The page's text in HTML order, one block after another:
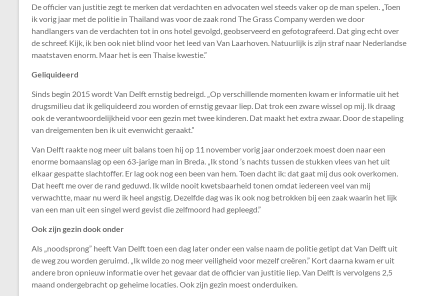
De officier van justitie zegt te merken dat verdachten en advocaten wel steeds vaker op de man spelen. „Toen
ik vorig jaar met de politie in Thailand was voor de zaak rond The Grass Company werden we door
handlangers van de verdachten tot in ons hotel gevolgd, geobserveerd en gefotografeerd. Dat ging echt over
de schreef. Kijk, ik ben ook niet blind voor het leed van Van Laarhoven. Natuurlijk is zijn straf naar Nederlandse
maatstaven enorm. Maar het is een Thaise kwestie.”
Geliquideerd
Sinds begin 2015 wordt Van Delft ernstig bedreigd. „Op verschillende momenten kwam er informatie uit het
drugsmilieu dat ik geliquideerd zou worden of ernstig gevaar liep. Dat trok een zware wissel op mij. Ik draag
ook de verantwoordelijkheid voor een gezin met twee kinderen. Dat maakt het extra zwaar. Door de stapeling
van dreigementen ben ik uit evenwicht geraakt.”
Van Delft raakte nog meer uit balans toen hij op 11 november vorig jaar onderzoek moest doen naar een
enorme bomaanslag op een 63-jarige man in Breda. „Ik stond ’s nachts tussen de stukken vlees van het uit
elkaar gespatte slachtoffer. Er lag ook nog een been van hem. Toen dacht ik: dat gaat mij dus ook overkomen.
Dat heeft me over de rand geduwd. Ik wilde nooit kwetsbaarheid tonen omdat iedereen veel van mij
verwachtte, maar nu werd ik heel angstig. Dezelfde dag was ik ook nog betrokken bij een zaak waarin het lijk
van een man uit een singel werd gevist die zelfmoord had gepleegd.”
Ook zijn gezin dook onder
Als „noodsprong” heeft Van Delft toen een dag later onder een valse naam de politie getipt dat Van Delft uit
de weg zou worden geruimd. „Ik wilde zo nog meer veiligheid voor mezelf creëren.” Kort daarna kwam er uit
andere bron opnieuw informatie over het gevaar dat de officier van justitie liep. Van Delft is vervolgens 2,5
maand ondergebracht op geheime locaties. Ook zijn gezin moest onderduiken.